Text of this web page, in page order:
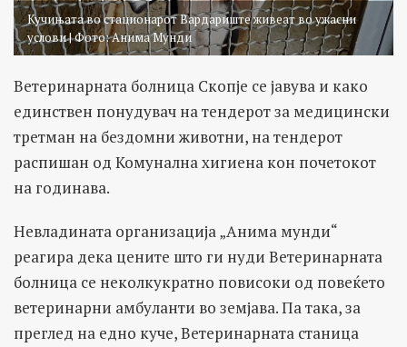
Кучињата во стационарот Вардариште живеат во ужасни
услови | Фото: Анима Мунди
Ветеринарната болница Скопје се јавува и како
единствен понудувач на тендерот за медицински
третман на бездомни животни, на тендерот
распишан од Комунална хигиена кон почетокот
на годинава.
Невладината организација „Анима мунди“
реагира дека цените што ги нуди Ветеринарната
болница се неколкукратно повисоки од повеќето
ветеринарни амбуланти во земјава. Па така, за
преглед на едно куче, Ветеринарната станица